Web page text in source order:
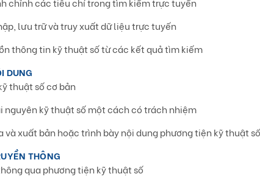
lưu trữ và truy xuất dữ liệu trực tuyến
thông tin kỹ thuật số từ các kết quả tìm kiếm
DUNG
thuật số cơ bản
nguyên kỹ thuật số một cách có trách nhiệm
và xuất bản hoặc trình bày nội dung phương tiện kỹ thuật
THÔNG
qua phương tiện kỹ thuật số